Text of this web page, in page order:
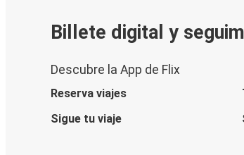
Billete digital y
Descubre la App de Flix
Reserva viajes
Sigue tu viaje